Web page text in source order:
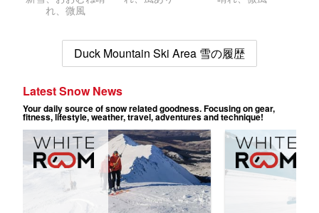
れ、微風
Duck Mountain Ski Area 雪の履歴